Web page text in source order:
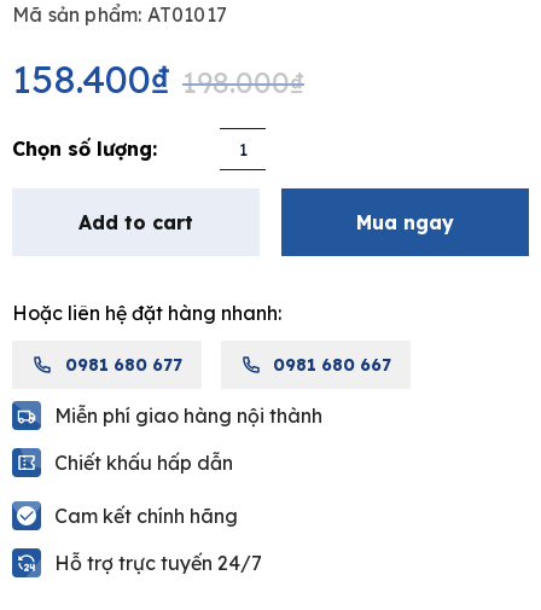
Mã sản phẩm: AT01017
198.000₫
Original
price
was:
198.000₫.
158.400₫
Current
price
is:
158.400₫.
AT01017
Add to cart Mua ngay
Hoặc liên hệ đặt hàng nhanh:
0981 680 677 0981 680 667
Miễn phí giao hàng nội thành
Chiết khấu hấp dẫn
Cam kết chính hãng
Hỗ trợ trực tuyến 24/7